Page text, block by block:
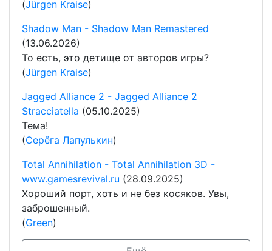
(Jürgen Kraise)
Shadow Man - Shadow Man Remastered
(13.06.2026)
То есть, это детище от авторов игры?
(Jürgen Kraise)
Jagged Alliance 2 - Jagged Alliance 2
Stracciatella (05.10.2025)
Тема!
(Серёга Лапулькин)
Total Annihilation - Total Annihilation 3D -
www.gamesrevival.ru (28.09.2025)
Хороший порт, хоть и не без косяков. Увы,
заброшенный.
(Green)